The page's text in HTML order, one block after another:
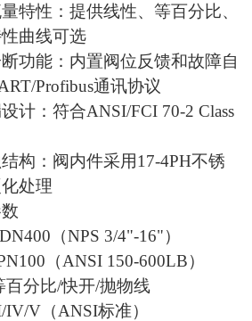
特性：提供线性、等百分比、
曲线可选
功能：内置阀位反馈和故障自
Profibus通讯协议
计：符合ANSI/FCI 70-2 Class
构：阀内件采用17-4PH不锈
处理
（NPS 3/4"-16"）
（ANSI 150-600LB）
分比/快开/抛物线
V（ANSI标准）